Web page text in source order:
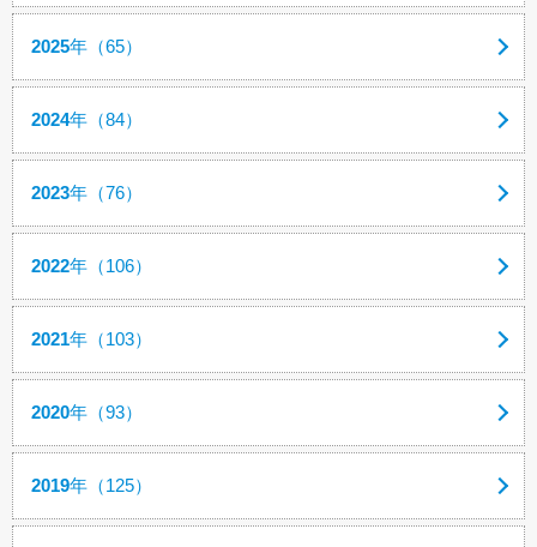
2025年（65）
2024年（84）
2023年（76）
2022年（106）
2021年（103）
2020年（93）
2019年（125）